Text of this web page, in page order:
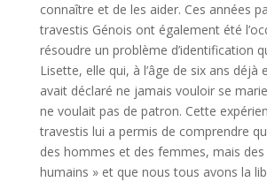
connaître et de les aider. Ces années
travestis Génois ont également été
résoudre un problème d’identification
Lisette, elle qui, à l’âge de six ans déjà
avait déclaré ne jamais vouloir se
ne voulait pas de patron. Cette
travestis lui a permis de comprendre
des hommes et des femmes, mais
humains » et que nous tous avons la